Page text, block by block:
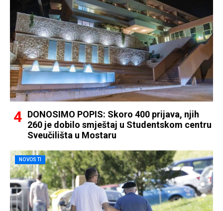
DONOSIMO POPIS: Skoro 400 prijava, njih
260 je dobilo smještaj u Studentskom centru
Sveučilišta u Mostaru
NOVOSTI